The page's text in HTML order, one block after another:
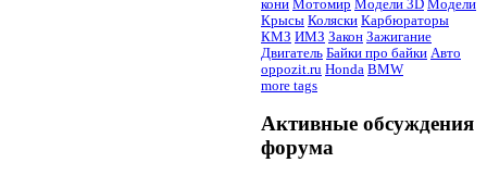
кони Мотомир Модели 3D Модели
Крысы Коляски Карбюраторы
КМЗ ИМЗ Закон Зажигание
Двигатель Байки про байки Авто
oppozit.ru Honda BMW
more tags
Активные обсуждения
форума